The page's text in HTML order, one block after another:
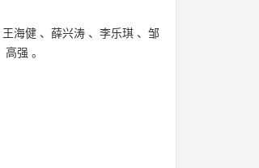
王海健 、 薛兴涛 、 李乐琪 、 邹
高强 。